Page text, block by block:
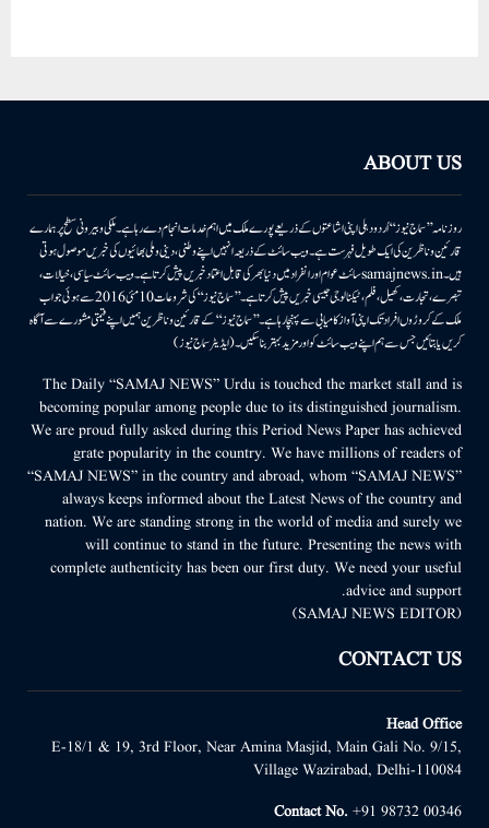
ABOUT US
روزنامہ ’’سماج نیوز‘‘ اُردو دہلی اپنی اشاعتوں کے ذریعے پورے ملک میں اہم خدمات انجام دے رہا ہے۔ ملکی وبیرونی سطح پر ہمارے
قارئین وناظرین کی ایک طویل فہرست ہے۔ ویب سائٹ کے ذریعہ انہیں اپنے وطنی، دینی وملی بھائیوں کی خبریں موصول ہوتی
ہیں۔samajnews.inسائٹ عوام اور انفراد میں دنیا بھر کی قابل اعتماد خبریں پیش کرتا ہے۔ ویب سائٹ سیاسی، خیالات،
تبصرے، تجارت، کھیل، فلم، ٹیکنالوجی جیسی خبریں پیش کرتا ہے۔ ’’سماج نیوز‘‘ کی شروعات 10مئی 2016 سے ہوئی جو اب
ملک کے کروڑوں افراد تک اپنی آواز کامیابی سے پہنچا رہا ہے۔ ’’سماج نیوز‘‘ کے قارئین وناظرین ہمیں اپنے قیمتی مشورے سے آگاہ
کریں یا بتائیں جس سے ہم اپنے ویب سائٹ کو اور مزید بہتر بناسکیں۔ (ایڈیٹر سماج نیوز)
The Daily “SAMAJ NEWS” Urdu is touched the market stall and is
becoming popular among people due to its distinguished journalism.
We are proud fully asked during this Period News Paper has achieved
grate popularity in the country. We have millions of readers of
“SAMAJ NEWS” in the country and abroad, whom “SAMAJ NEWS”
always keeps informed about the Latest News of the country and
nation. We are standing strong in the world of media and surely we
will continue to stand in the future. Presenting the news with
complete authenticity has been our first duty. We need your useful
advice and support.
(SAMAJ NEWS EDITOR)
CONTACT US
Head Office
E-18/1 & 19, 3rd Floor, Near Amina Masjid, Main Gali No. 9/15,
Village Wazirabad, Delhi-110084
Contact No. +91 98732 00346